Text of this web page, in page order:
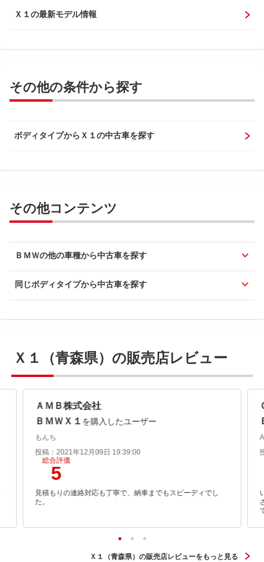
Ｘ１の最新モデル情報
その他の条件から探す
ボディタイプからＸ１の中古車を探す
その他コンテンツ
ＢＭＷの他の車種から中古車を探す
同じボディタイプから中古車を探す
Ｘ１（青森県）の販売店レビュー
ＡＭＢ株式会社
ＢＭＷＸ１ を購入したユーザー
もんち
投稿：2021年12月09日 19:39:00
総合評価
5
見積もりの連絡対応も丁寧で、納車までもスピーディでし
た。
Ｘ１（青森県）の販売店レビューをもっと見る